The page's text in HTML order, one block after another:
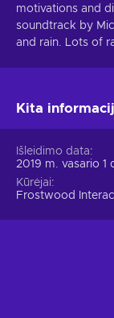
motivations and
soundtrack by
and rain. Lots of
Kita
Išleidimo data
2019 m. vasario 1
Kūrėjai
Frostwood